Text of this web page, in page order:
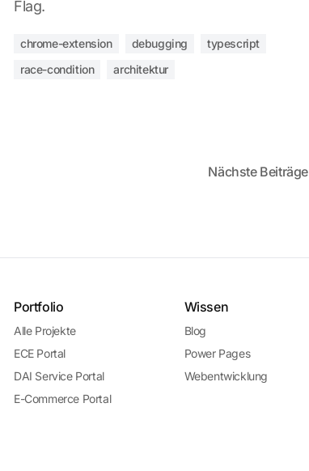
Flag.
chrome-extension debugging
typescript
race-condition
architektur
Nächste Beiträge
Portfolio
Alle Projekte
ECE Portal
DAI Service Portal
E-Commerce Portal
Wissen
Blog
Power Pages
Webentwicklung